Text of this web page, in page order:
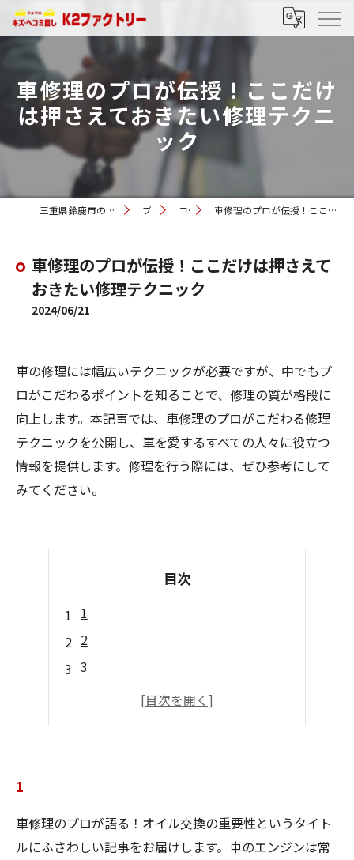
車修理のプロが伝授！ここだけ
は押さえておきたい修理テクニ
ック
三重県鈴鹿市の車修理ならK2ファクトリー ブログ コラム 車修理のプロが伝授！ここだけは押さえておきたい修理テクニック
車修理のプロが伝授！ここだけは押さえて
おきたい修理テクニック
2024/06/21
車の修理には幅広いテクニックが必要ですが、中でもプ
ロがこだわるポイントを知ることで、修理の質が格段に
向上します。本記事では、車修理のプロがこだわる修理
テクニックを公開し、車を愛するすべての人々に役立つ
情報を提供します。修理を行う際には、ぜひ参考にして
みてください。
目次
1
2
3
1
車修理のプロが語る！オイル交換の重要性というタイト
ルにふさわしい記事をお届けします。車のエンジンは常